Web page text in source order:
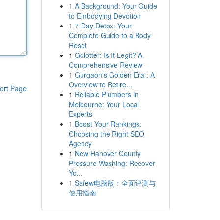
Page
1 A Background: Your Guide
to Embodying Devotion
1 7-Day Detox: Your
Complete Guide to a Body
Reset
1 Golotter: Is It Legit? A
Comprehensive Review
1 Gurgaon's Golden Era : A
Overview to Retire...
1 Reliable Plumbers in
Melbourne: Your Local
Experts
1 Boost Your Rankings:
Choosing the Right SEO
Agency
1 New Hanover County
Pressure Washing: Recover
Yo...
1 Safew电脑版：全面评测与
使用指南